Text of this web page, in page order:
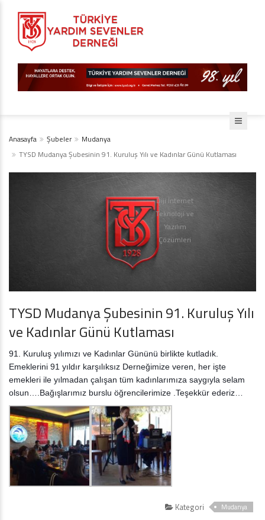
Anasayfa Şubeler
Mudanya
TYSD Mudanya Şubesinin 91. Kuruluş Yılı ve Kadınlar Günü Kutlaması
TYSD Mudanya Şubesinin 91. Kuruluş Yılı
ve Kadınlar Günü Kutlaması
91. Kuruluş yılımızı ve Kadınlar Gününü birlikte kutladık.
Emeklerini 91 yıldır karşılıksız Derneğimize veren, her işte
emekleri ile yılmadan çalışan tüm kadınlarımıza saygıyla selam
olsun….Bağışlarımız burslu öğrencilerimize .Teşekkür ederiz…
Kategori Mudanya
Diji İnternet
Teknoloji ve
Yazılım
Çözümleri